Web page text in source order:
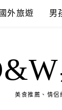
國外旅遊 男
美食推薦、情侶